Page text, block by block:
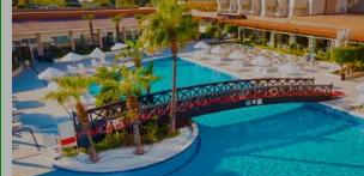
spectaculaire
glijbanen
Nu € 100
Kidskorting
(juli en
aug)